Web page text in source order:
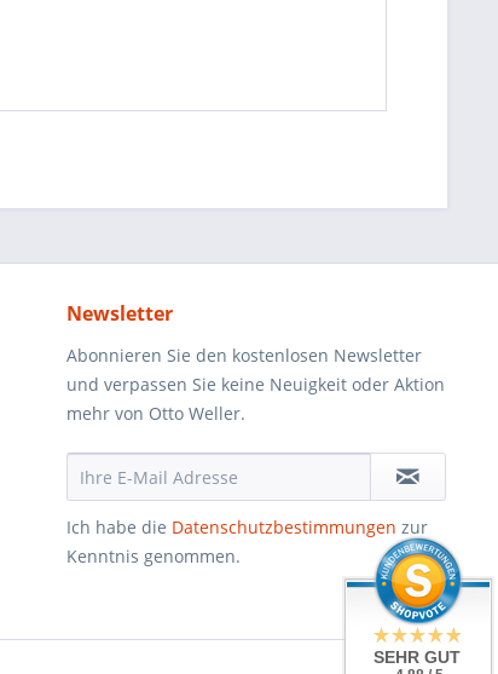
Newsletter
Abonnieren Sie den kostenlosen Newsletter
und verpassen Sie keine Neuigkeit oder Aktion
mehr von Otto Weller.
Ich habe die Datenschutzbestimmungen zur
Kenntnis genommen.
SEHR GUT